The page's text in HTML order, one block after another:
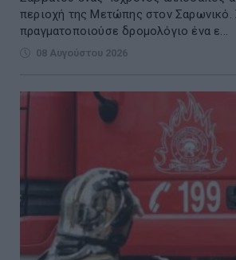
περιοχή της Μετώπης στον Σαρωνικό.
πραγματοποιούσε δρομολόγιο ένα ε...
08 Αυγούστου 2026